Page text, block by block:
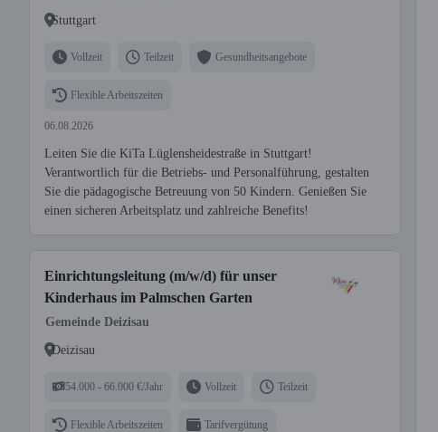
Stuttgart
Vollzeit Teilzeit Gesundheitsangebote
Flexible Arbeitszeiten
06.08.2026
Leiten Sie die KiTa Lüglensheidestraße in Stuttgart!
Verantwortlich für die Betriebs- und Personalführung, gestalten
Sie die pädagogische Betreuung von 50 Kindern. Genießen Sie
einen sicheren Arbeitsplatz und zahlreiche Benefits!
Einrichtungsleitung (m/w/d) für unser
Kinderhaus im Palmschen Garten
Gemeinde Deizisau
Deizisau
54.000 - 66.000 €/Jahr Vollzeit Teilzeit
Flexible Arbeitszeiten Tarifvergütung